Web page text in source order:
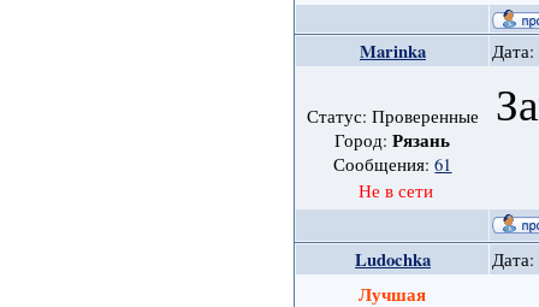
Marinka Дата:
Статус: Проверенные
Город:Рязань
Сообщения:61
Не в сети
Ludochka Дата:
Лучшая